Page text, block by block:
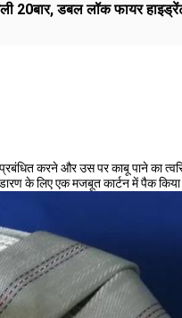
20बार,डबल लॉक फायर
करने और उस पर काबू पाने का
के लिए एक मजबूत कार्टन में पैक